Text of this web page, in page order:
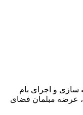
و اجرای بام
عرضه مبلمان فضای